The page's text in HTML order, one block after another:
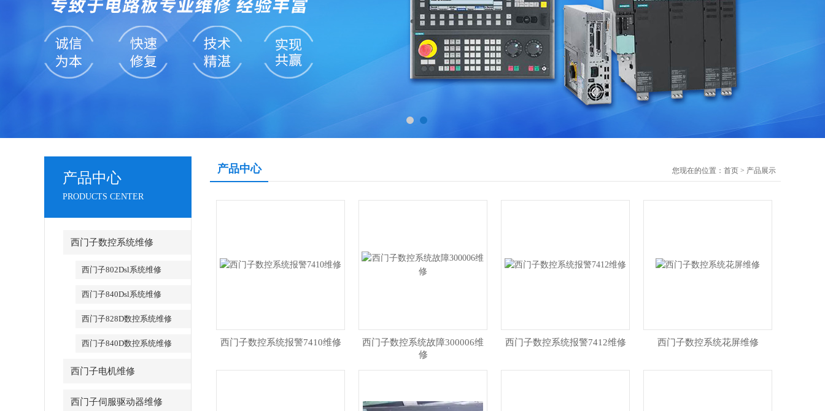
产品中心
PRODUCTS CENTER
西门子数控系统维修
西门子802Dsl系统维修
西门子840Dsl系统维修
西门子828D数控系统维修
西门子840D数控系统维修
西门子电机维修
西门子伺服驱动器维修
产品中心 您现在的位置： 首页 > 产品展示
西门子数控系统报警7410维修
西门子数控系统故障300006维
修
西门子数控系统报警7412维修 西门子数控系统花屏维修